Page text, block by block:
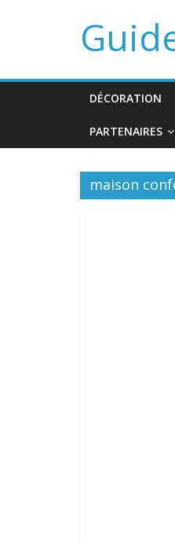
DÉCORATION
PARTENAIRES
maison